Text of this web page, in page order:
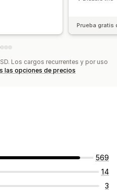
Prueba gratis
Los cargos recurrentes y por uso
las opciones de precios
569
14
3